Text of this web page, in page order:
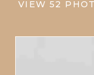
VIEW 52